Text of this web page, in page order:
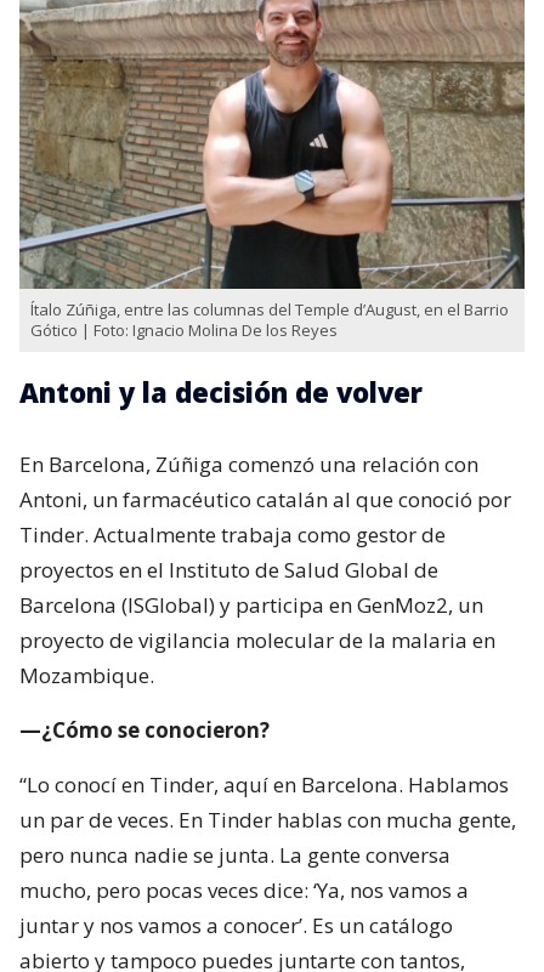
Ítalo Zúñiga, entre las columnas del Temple d’August, en el Barrio
Gótico | Foto: Ignacio Molina De los Reyes
Antoni y la decisión de volver
En Barcelona, Zúñiga comenzó una relación con
Antoni, un farmacéutico catalán al que conoció por
proyectos en el Instituto de Salud Global de
proyecto de vigilancia molecular de la malaria en
Mozambique.
“Lo conocí en Tinder, aquí en Barcelona. Hablamos
un par de veces. En Tinder hablas con mucha gente,
pero nunca nadie se junta. La gente conversa
mucho, pero pocas veces dice: ‘Ya, nos vamos a
juntar y nos vamos a conocer’. Es un catálogo
abierto y tampoco puedes juntarte con tantos,
entonces me imagino que vas decidiendo con quién.
A mí me entretenía hablar con gente, la verdad.
Tampoco tenía la expectativa de conocer a nadie ni
nada. Y él me dijo: ‘¿Te quieres juntar en la tarde?’. Y
yo dije: ‘Bueno, no estoy haciendo nada’. Y ahí lo